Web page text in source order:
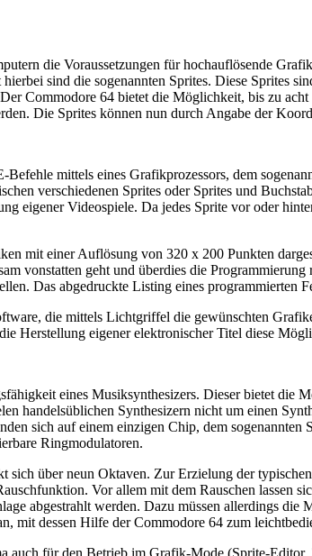
die Voraussetzungen für hochauflösende
sind die sogenannten Sprites. Diese Sprites
Commodore 64 bietet die Möglichkeit, bis zu
Die Sprites können nun durch Angabe der
mittels eines Grafikprozessors, dem
verschiedenen Sprites oder Sprites und
eigener Videospiele. Da jedes Sprite vor oder
mit einer Auflösung von 320 x 200 Punkten
vonstatten geht und überdies die
Das abgedruckte Listing eines programmierten
die mittels Lichtgriffel die gewünschten
Herstellung eigener elektronischer Titel diese
eines Musiksynthesizers. Dieser bietet
handelsüblichen Synthesizern nicht um einen
sich auf einem einzigen Chip, dem
Ringmodulatoren.
sich über neun Oktaven. Zur Erzielung der
Vor allem mit dem Rauschen
abgestrahlt werden. Dazu müssen allerdings
mit dessen Hilfe der Commodore 64 zum
für den Betrieb im Grafik-Mode (Sprite-